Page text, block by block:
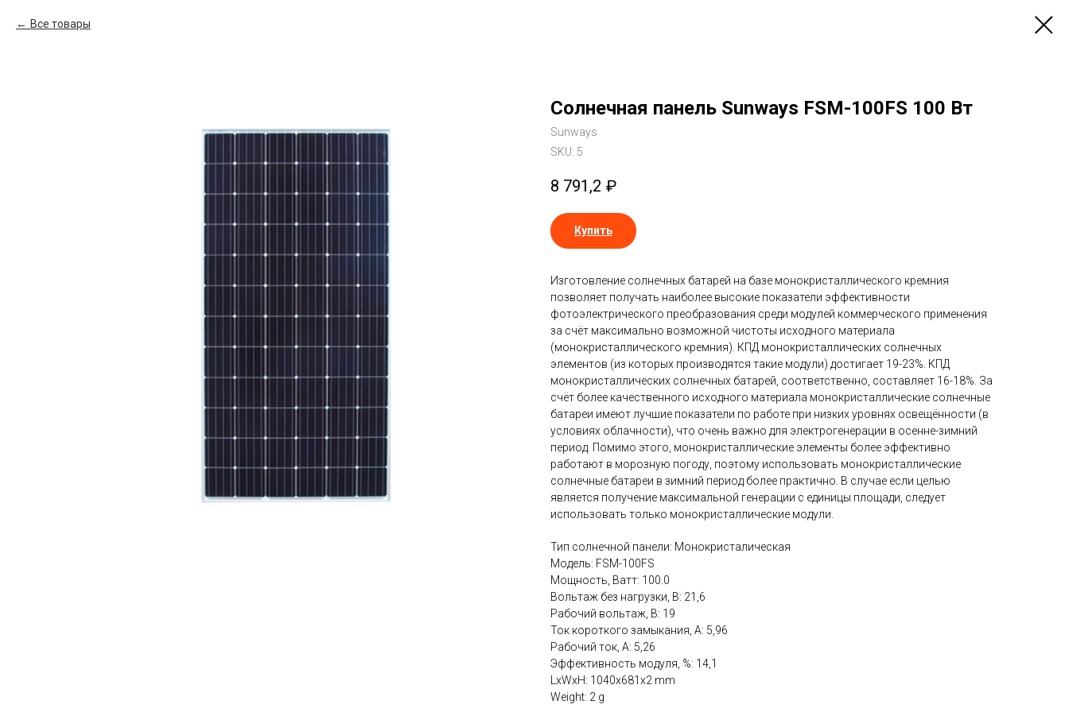
Все товары
Солнечная панель Sunways FSM-100FS 100 Вт
Sunways
SKU: 5
8 791,2 ₽
Купить
Изготовление солнечных батарей на базе монокристаллического кремния
позволяет получать наиболее высокие показатели эффективности
фотоэлектрического преобразования среди модулей коммерческого применения
за счёт максимально возможной чистоты исходного материала
(монокристаллического кремния). КПД монокристаллических солнечных
элементов (из которых производятся такие модули) достигает 19-23%. КПД
монокристаллических солнечных батарей, соответственно, составляет 16-18%. За
счёт более качественного исходного материала монокристаллические солнечные
батареи имеют лучшие показатели по работе при низких уровнях освещённости (в
условиях облачности), что очень важно для электрогенерации в осенне-зимний
период. Помимо этого, монокристаллические элементы более эффективно
работают в морозную погоду, поэтому использовать монокристаллические
солнечные батареи в зимний период более практично. В случае если целью
является получение максимальной генерации с единицы площади, следует
использовать только монокристаллические модули.
Тип солнечной панели: Монокристалическая
Модель: FSM-100FS
Мощность, Ватт: 100.0
Вольтаж без нагрузки, В: 21,6
Рабочий вольтаж, В: 19
Ток короткого замыкания, А: 5,96
Рабочий ток, А: 5,26
Эффективность модуля, %: 14,1
LxWxH: 1040x681x2 mm
Weight: 2 g